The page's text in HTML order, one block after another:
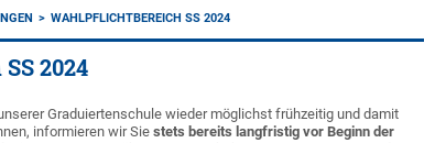
WAHLPFLICHTBEREICH SS 2024
2024
Graduiertenschule wieder möglichst frühzeitig und damit
informieren wir Siestets bereits langfristig vor Beginn der